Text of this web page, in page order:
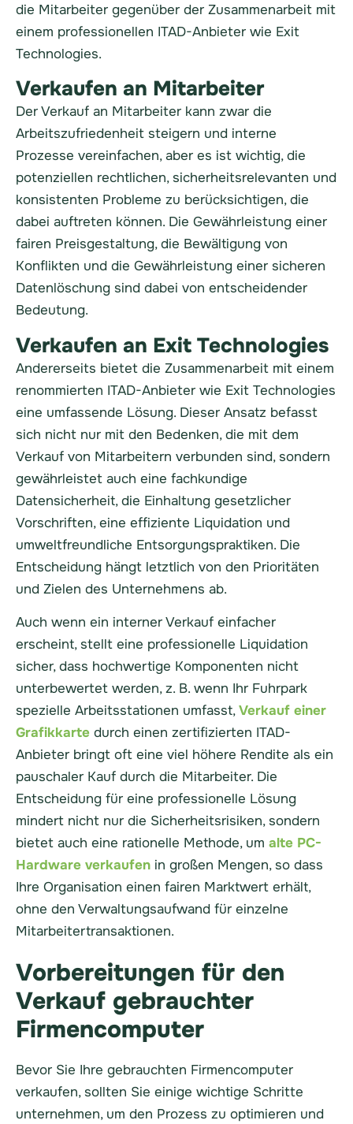
die Mitarbeiter gegenüber der Zusammenarbeit mit
einem professionellen ITAD-Anbieter wie Exit
Technologies.
Verkaufen an Mitarbeiter
Der Verkauf an Mitarbeiter kann zwar die
Arbeitszufriedenheit steigern und interne
Prozesse vereinfachen, aber es ist wichtig, die
potenziellen rechtlichen, sicherheitsrelevanten und
konsistenten Probleme zu berücksichtigen, die
dabei auftreten können. Die Gewährleistung einer
fairen Preisgestaltung, die Bewältigung von
Konflikten und die Gewährleistung einer sicheren
Datenlöschung sind dabei von entscheidender
Bedeutung.
Verkaufen an Exit Technologies
Andererseits bietet die Zusammenarbeit mit einem
renommierten ITAD-Anbieter wie Exit Technologies
eine umfassende Lösung. Dieser Ansatz befasst
sich nicht nur mit den Bedenken, die mit dem
Verkauf von Mitarbeitern verbunden sind, sondern
gewährleistet auch eine fachkundige
Datensicherheit, die Einhaltung gesetzlicher
Vorschriften, eine effiziente Liquidation und
umweltfreundliche Entsorgungspraktiken. Die
Entscheidung hängt letztlich von den Prioritäten
und Zielen des Unternehmens ab.
Auch wenn ein interner Verkauf einfacher
erscheint, stellt eine professionelle Liquidation
sicher, dass hochwertige Komponenten nicht
unterbewertet werden, z. B. wenn Ihr Fuhrpark
spezielle Arbeitsstationen umfasst,Verkauf einer
Grafikkarte durch einen zertifizierten ITAD-
Anbieter bringt oft eine viel höhere Rendite als ein
pauschaler Kauf durch die Mitarbeiter. Die
Entscheidung für eine professionelle Lösung
mindert nicht nur die Sicherheitsrisiken, sondern
bietet auch eine rationelle Methode, um alte PC-
Hardware verkaufen in großen Mengen, so dass
Ihre Organisation einen fairen Marktwert erhält,
ohne den Verwaltungsaufwand für einzelne
Mitarbeitertransaktionen.
Vorbereitungen für den
Verkauf gebrauchter
Firmencomputer
Bevor Sie Ihre gebrauchten Firmencomputer
verkaufen, sollten Sie einige wichtige Schritte
unternehmen, um den Prozess zu optimieren und